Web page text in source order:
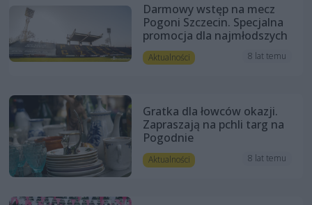
Darmowy wstęp na mecz
Pogoni Szczecin. Specjalna
promocja dla najmłodszych
Aktualności 8 lat temu
Gratka dla łowców okazji.
Zapraszają na pchli targ na
Pogodnie
Aktualności 8 lat temu